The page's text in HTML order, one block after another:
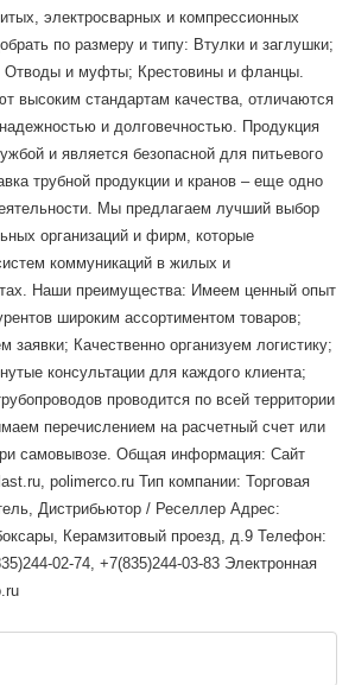
электросварных и компрессионных
по размеру и типу: Втулки и заглушки;
Отводы и муфты; Крестовины и фланцы.
высоким стандартам качества, отличаются
и долговечностью. Продукция
и является безопасной для питьевого
трубной продукции и кранов – еще одно
Мы предлагаем лучший выбор
организаций и фирм, которые
коммуникаций в жилых и
Наши преимущества: Имеем ценный опыт
широким ассортиментом товаров;
заявки; Качественно организуем логистику;
консультации для каждого клиента;
проводится по всей территории
перечислением на расчетный счет или
самовывозе. Общая информация: Сайт
polimerco.ru Тип компании: Торговая
Дистрибьютор / Реселлер Адрес:
Керамзитовый проезд, д.9 Телефон:
02-74, +7(835)244-03-83 Электронная